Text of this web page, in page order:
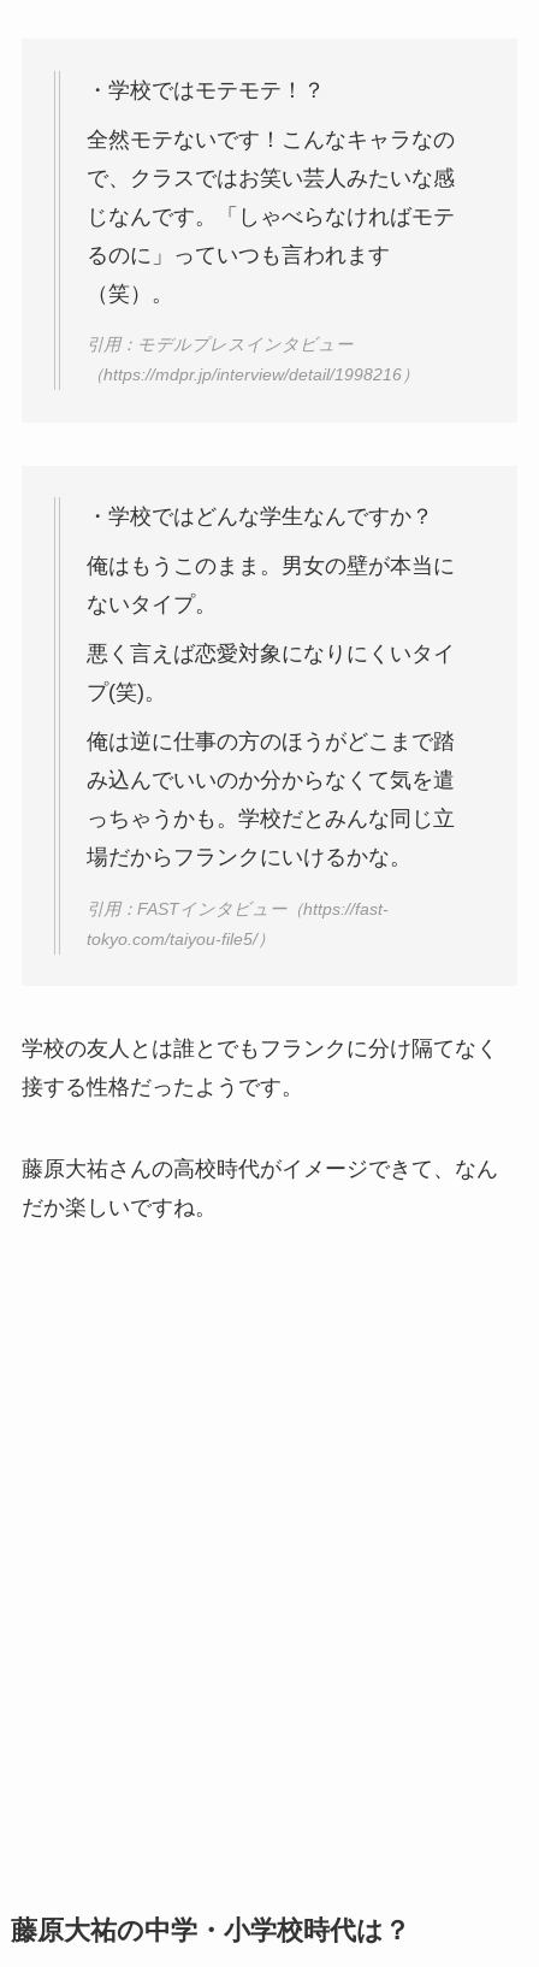
・学校ではモテモテ！？
全然モテないです！こんなキャラなの
で、クラスではお笑い芸人みたいな感
じなんです。「しゃべらなければモテ
るのに」っていつも言われます
（笑）。
引用：モデルプレスインタビュー
（https://mdpr.jp/interview/detail/1998216）
・学校ではどんな学生なんですか？
俺はもうこのまま。男女の壁が本当に
ないタイプ。
悪く言えば恋愛対象になりにくいタイ
プ(笑)。
俺は逆に仕事の方のほうがどこまで踏
み込んでいいのか分からなくて気を遣
っちゃうかも。学校だとみんな同じ立
場だからフランクにいけるかな。
引用：FASTインタビュー（https://fast-
tokyo.com/taiyou-file5/）
学校の友人とは誰とでもフランクに分け隔てなく
接する性格だったようです。
藤原大祐さんの高校時代がイメージできて、なん
だか楽しいですね。
藤原大祐の中学・小学校時代は？